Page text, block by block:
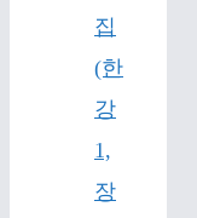
집
(한
강
1,
장